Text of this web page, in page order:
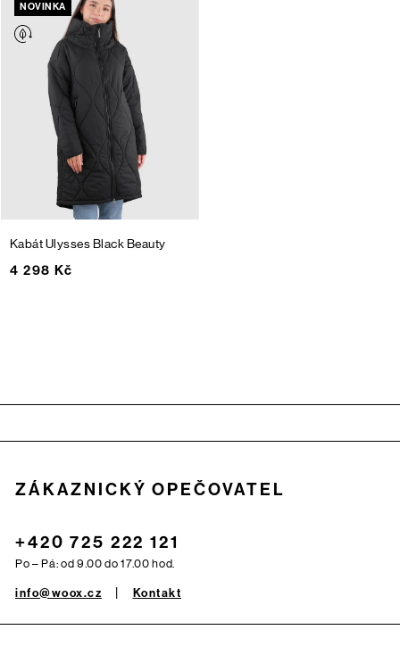
NOVINKA
Kabát Ulysses Black Beauty
4 298 Kč
ZÁKAZNICKÝ OPEČOVATEL
+420 725 222 121
Po – Pá: od 9.00 do 17.00 hod.
info@woox.cz Kontakt